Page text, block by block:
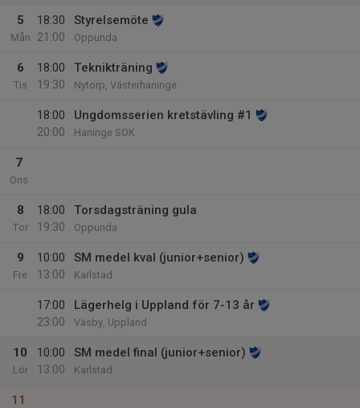
5
Mån
18:30
21:00
Styrelsemöte
Oppunda
6
Tis
18:00
19:30
Teknikträning
Nytorp, Västerhaninge
18:00
20:00
Ungdomsserien kretstävling #1
Haninge SOK
7
Ons
8
Tor
18:00
19:30
Torsdagsträning gula
Oppunda
9
Fre
10:00
13:00
SM medel kval (junior+senior)
Karlstad
17:00
23:00
Lägerhelg i Uppland för 7-13 år
Väsby, Uppland
10
Lör
10:00
13:00
SM medel final (junior+senior)
Karlstad
11